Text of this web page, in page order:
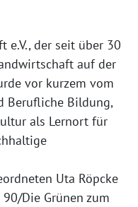
e.V., der seit über 30
auf der
vor kurzem vom
Berufliche Bildung,
als Lernort für
Uta Röpcke
Die Grünen zum